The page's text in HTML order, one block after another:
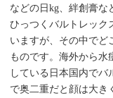
などの日kg、絆創膏な
ひっつくバルトレック
いますが、その中でど
ものです。海外から水
している日本国内で
で奥二重だと顔は大き